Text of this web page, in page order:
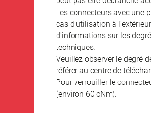
Les connecteurs avec une
cas d'utilisation à
d'informations sur les
techniques.
Veuillez observer le degré
référer au centre de
Pour verrouiller le
(environ 60 cNm).